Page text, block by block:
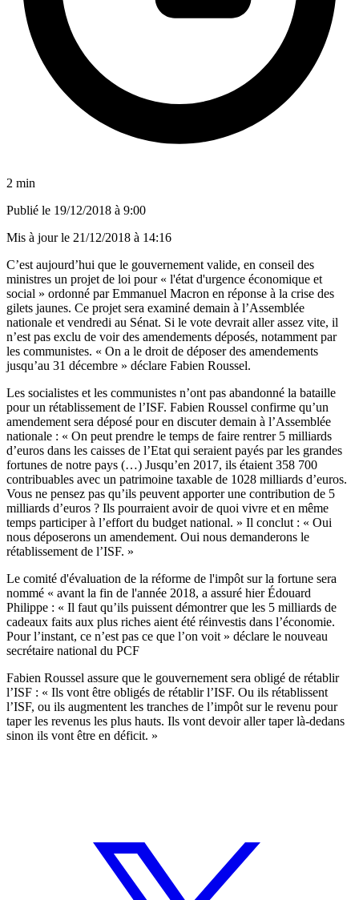
2 min
Publié le 19/12/2018 à 9:00
Mis à jour le 21/12/2018 à 14:16
C’est aujourd’hui que le gouvernement valide, en conseil des
ministres un projet de loi pour « l'état d'urgence économique et
social » ordonné par Emmanuel Macron en réponse à la crise des
gilets jaunes. Ce projet sera examiné demain à l’Assemblée
nationale et vendredi au Sénat. Si le vote devrait aller assez vite, il
n’est pas exclu de voir des amendements déposés, notamment par
les communistes. « On a le droit de déposer des amendements
jusqu’au 31 décembre » déclare Fabien Roussel.
Les socialistes et les communistes n’ont pas abandonné la bataille
pour un rétablissement de l’ISF. Fabien Roussel confirme qu’un
amendement sera déposé pour en discuter demain à l’Assemblée
nationale : « On peut prendre le temps de faire rentrer 5 milliards
d’euros dans les caisses de l’Etat qui seraient payés par les grandes
fortunes de notre pays (…) Jusqu’en 2017, ils étaient 358 700
contribuables avec un patrimoine taxable de 1028 milliards d’euros.
Vous ne pensez pas qu’ils peuvent apporter une contribution de 5
milliards d’euros ? Ils pourraient avoir de quoi vivre et en même
temps participer à l’effort du budget national. » Il conclut : « Oui
nous déposerons un amendement. Oui nous demanderons le
rétablissement de l’ISF. »
Le comité d'évaluation de la réforme de l'impôt sur la fortune sera
nommé « avant la fin de l'année 2018, a assuré hier Édouard
Philippe : « Il faut qu’ils puissent démontrer que les 5 milliards de
cadeaux faits aux plus riches aient été réinvestis dans l’économie.
Pour l’instant, ce n’est pas ce que l’on voit » déclare le nouveau
secrétaire national du PCF
Fabien Roussel assure que le gouvernement sera obligé de rétablir
l’ISF : « Ils vont être obligés de rétablir l’ISF. Ou ils rétablissent
l’ISF, ou ils augmentent les tranches de l’impôt sur le revenu pour
taper les revenus les plus hauts. Ils vont devoir aller taper là-dedans
sinon ils vont être en déficit. »